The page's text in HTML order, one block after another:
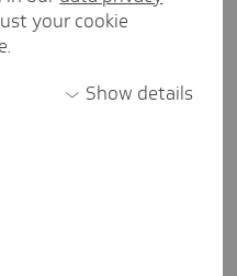
your cookie
Show details